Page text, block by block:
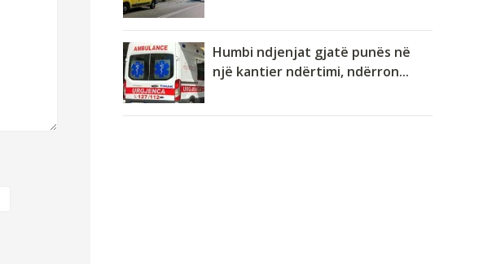
Humbi ndjenjat gjatë punës në
një kantier ndërtimi, ndërron...